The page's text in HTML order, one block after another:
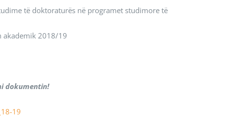
të doktoraturës në programet studimore të
akademik 2018/19
dokumentin!
19